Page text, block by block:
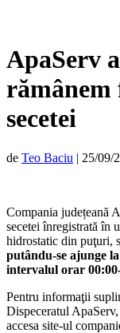
ApaServ
rămânem
secetei
de Teo Baciu | 25/09/
Compania județeană
secetei înregistrată în
hidrostatic din puţuri,
putându-se ajunge
intervalul orar
Pentru informaţii
Dispeceratul
accesa site-ul